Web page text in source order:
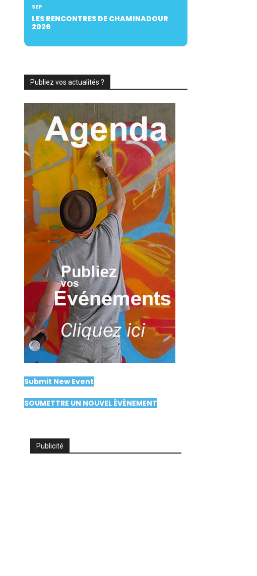
SEP
LES RENCONTRES DE CHAMINADOUR
2026
Publiez vos actualités ?
Submit New Event
SOUMETTRE UN NOUVEL ÉVÉNEMENT
Publicité